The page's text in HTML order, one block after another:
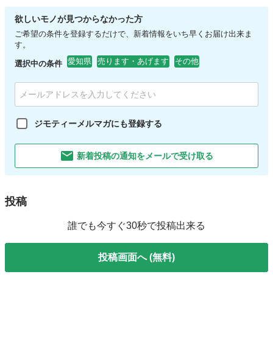
欲しいモノが見つからなかった方
ご希望の条件を登録するだけで、新着情報をいち早くお届け出来ま
す。
選択中の条件 愛知県 売ります・あげます その他
ジモティーメルマガにも登録する
新着投稿の通知をメールで受け取る
投稿
誰でも今すぐ30秒で投稿出来る
投稿画面へ (無料)